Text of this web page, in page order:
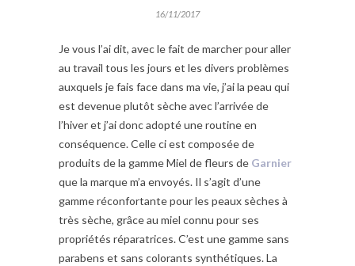
16/11/2017
Je vous l’ai dit, avec le fait de marcher pour aller
au travail tous les jours et les divers problèmes
auxquels je fais face dans ma vie, j’ai la peau qui
est devenue plutôt sèche avec l’arrivée de
l’hiver et j’ai donc adopté une routine en
conséquence. Celle ci est composée de
produits de la gamme Miel de fleurs de Garnier
que la marque m’a envoyés. Il s’agit d’une
gamme réconfortante pour les peaux sèches à
très sèche, grâce au miel connu pour ses
propriétés réparatrices. C’est une gamme sans
parabens et sans colorants synthétiques. La